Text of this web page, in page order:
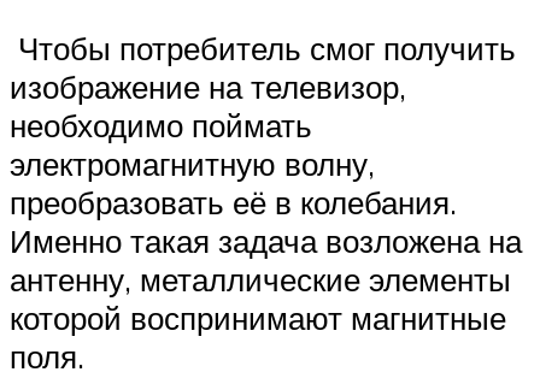
Чтобы потребитель смог получить
изображение на телевизор,
необходимо поймать
электромагнитную волну,
преобразовать её в колебания.
Именно такая задача возложена на
антенну, металлические элементы
которой воспринимают магнитные
поля.